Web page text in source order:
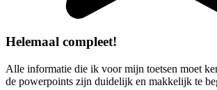
Helemaal compleet!
Alle informatie die ik voor mijn toetsen moet
de powerpoints zijn duidelijk en makkelijk te